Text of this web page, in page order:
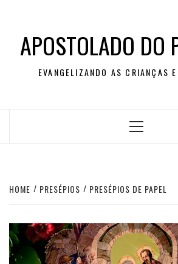
APOSTOLADO DO
EVANGELIZANDO AS CRIANÇAS
Primary
HOME PRESÉPIOS PRESÉPIOS DE PAPEL